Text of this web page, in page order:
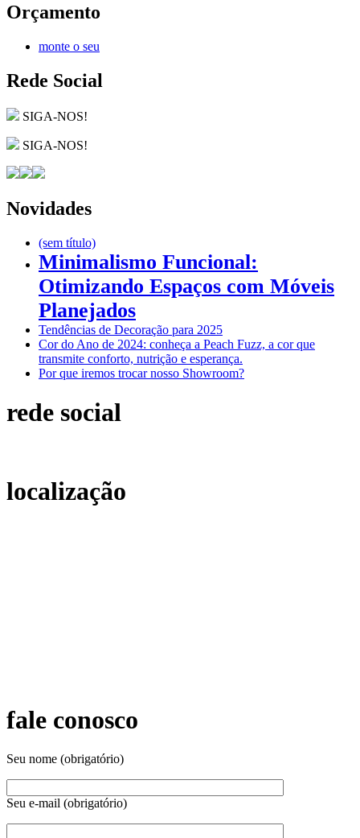
Orçamento
monte o seu
Rede Social
SIGA-NOS!
SIGA-NOS!
Novidades
(sem título)
Minimalismo Funcional:
Otimizando Espaços com Móveis
Planejados
Tendências de Decoração para 2025
Cor do Ano de 2024: conheça a Peach Fuzz, a cor que
transmite conforto, nutrição e esperança.
Por que iremos trocar nosso Showroom?
rede social
localização
fale conosco
Seu nome (obrigatório)
Seu e-mail (obrigatório)